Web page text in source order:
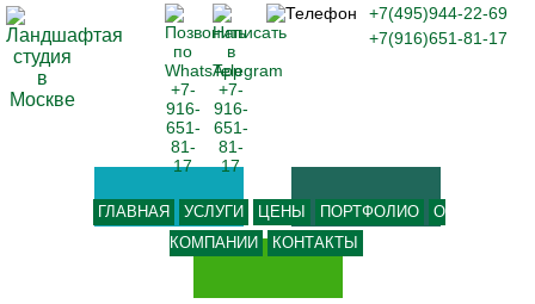
+7(495)944-22-69
+7(916)651-81-17
ГЛАВНАЯ УСЛУГИ ЦЕНЫ ПОРТФОЛИО
О
КОМПАНИИ
КОНТАКТЫ